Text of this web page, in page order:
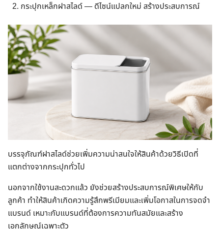
กระปุกเหล็กฝาสไลด์ — ดีไซน์แปลกใหม่ สร้างประสบการณ์
บรรจุภัณฑ์ฝาสไลด์ช่วยเพิ่มความน่าสนใจให้สินค้าด้วยวิธีเปิดที่
แตกต่างจากกระปุกทั่วไป
นอกจากใช้งานสะดวกแล้ว ยังช่วยสร้างประสบการณ์พิเศษให้กับ
ลูกค้า ทำให้สินค้าเกิดความรู้สึกพรีเมียมและเพิ่มโอกาสในการจดจำ
แบรนด์ เหมาะกับแบรนด์ที่ต้องการความทันสมัยและสร้าง
เอกลักษณ์เฉพาะตัว